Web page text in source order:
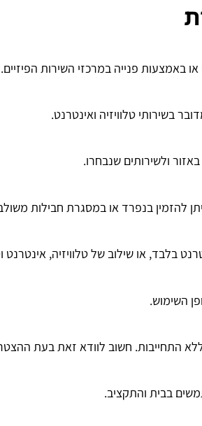
באמצעות פנייה במרכזי השירות הפיזיים.
בשירותי טלוויזיה ואינטרנט.
ולשירותים שנבחרו.
להזמין בנפרד או במסגרת חבילות
בלבד, או שילוב של טלוויזיה, אינטרנט
השימוש.
התחייבות. חשוב לוודא זאת בעת
בבית והתקציב.